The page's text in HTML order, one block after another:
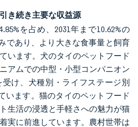
き続き主要な収益源
を占め、2031年まで10.62%の
であり、より大きな食事量と飼育
います。犬のタイのペットフード
アムでの中型・小型コンパニオン
け、犬種別・ライフステージ別
います。猫のタイのペットフード
生活の浸透と手軽さへの魅力が猫
実に前進しています。農村世帯は